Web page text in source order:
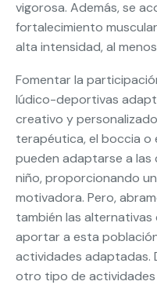
vigorosa. Además, se
fortalecimiento
alta intensidad, al
Fomentar la
lúdico-deportivas
creativo y
terapéutica, el boccia o
pueden adaptarse a
niño, proporcionando
motivadora. Pero,
también las
aportar a esta
actividades adaptadas.
otro tipo de actividades